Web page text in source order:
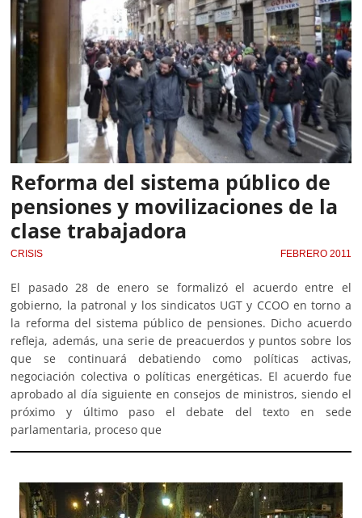
Reforma del sistema público de
pensiones y movilizaciones de la
clase trabajadora
CRISIS FEBRERO 2011
El pasado 28 de enero se formalizó el acuerdo entre el
gobierno, la patronal y los sindicatos UGT y CCOO en torno a
la reforma del sistema público de pensiones. Dicho acuerdo
refleja, además, una serie de preacuerdos y puntos sobre los
que se continuará debatiendo como políticas activas,
negociación colectiva o políticas energéticas. El acuerdo fue
aprobado al día siguiente en consejos de ministros, siendo el
próximo y último paso el debate del texto en sede
parlamentaria, proceso que